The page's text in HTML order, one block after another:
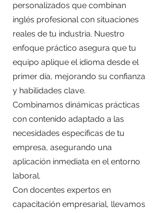
personalizados que combinan
inglés profesional con situaciones
reales de tu industria. Nuestro
enfoque práctico asegura que tu
equipo aplique el idioma desde el
primer día, mejorando su confianza
y habilidades clave.
Combinamos dinámicas prácticas
con contenido adaptado a las
necesidades específicas de tu
empresa, asegurando una
aplicación inmediata en el entorno
laboral.
Con docentes expertos en
capacitación empresarial, llevamos